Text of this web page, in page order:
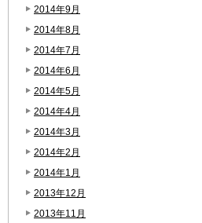
2014年9月
2014年8月
2014年7月
2014年6月
2014年5月
2014年4月
2014年3月
2014年2月
2014年1月
2013年12月
2013年11月